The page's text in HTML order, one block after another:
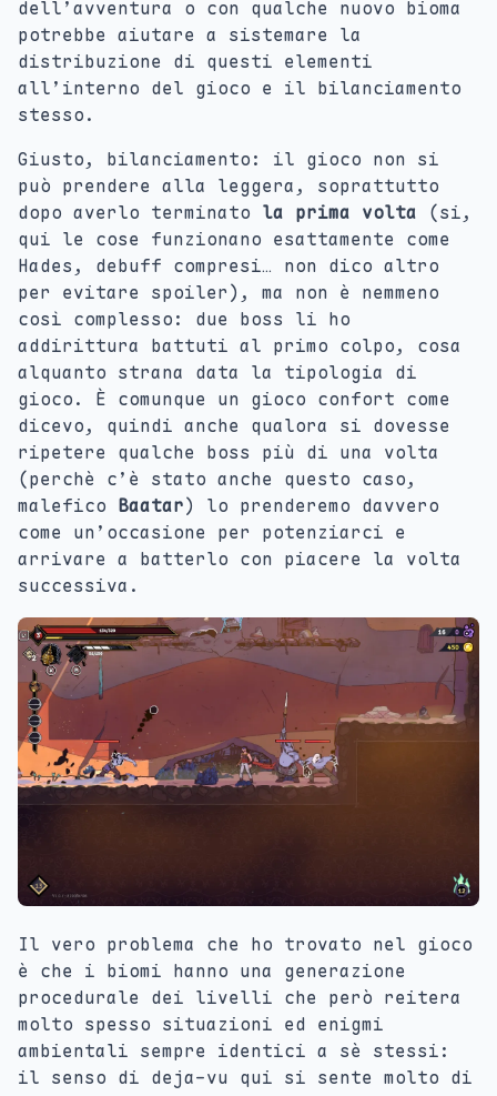
dell’avventura o con qualche nuovo bioma
potrebbe aiutare a sistemare la
distribuzione di questi elementi
all’interno del gioco e il bilanciamento
stesso.
Giusto, bilanciamento: il gioco non si
può prendere alla leggera, soprattutto
dopo averlo terminato la prima volta (si,
qui le cose funzionano esattamente come
Hades, debuff compresi… non dico altro
per evitare spoiler), ma non è nemmeno
così complesso: due boss li ho
addirittura battuti al primo colpo, cosa
alquanto strana data la tipologia di
gioco. È comunque un gioco confort come
dicevo, quindi anche qualora si dovesse
ripetere qualche boss più di una volta
(perchè c’è stato anche questo caso,
malefico Baatar) lo prenderemo davvero
come un’occasione per potenziarci e
arrivare a batterlo con piacere la volta
successiva.
Il vero problema che ho trovato nel gioco
è che i biomi hanno una generazione
procedurale dei livelli che però reitera
molto spesso situazioni ed enigmi
ambientali sempre identici a sè stessi:
il senso di deja-vu qui si sente molto di